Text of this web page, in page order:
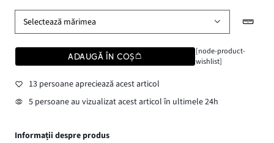
Selectează mărimea
ADAUGĂ ÎN COȘ
[node-product-
wishlist]
13 persoane apreciează acest articol
5 persoane au vizualizat acest articol în ultimele 24h
Informații despre produs